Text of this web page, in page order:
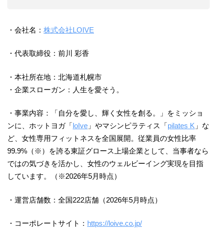
・会社名： 株式会社LOIVE
・代表取締役：前川 彩香
・本社所在地：北海道札幌市
・企業スローガン：人生を愛そう。
・事業内容：「自分を愛し、輝く女性を創る。」をミッショ
ンに、ホットヨガ「loIve 」やマシンピラティス「pilates K 」な
ど、女性専用フィットネスを全国展開。従業員の女性比率
99.9%（※）を誇る東証グロース上場企業として、当事者なら
ではの気づきを活かし、女性のウェルビーイング実現を目指
しています。（※2026年5月時点）
・運営店舗数：全国222店舗（2026年5月時点）
・コーポレートサイト： https://loive.co.jp/